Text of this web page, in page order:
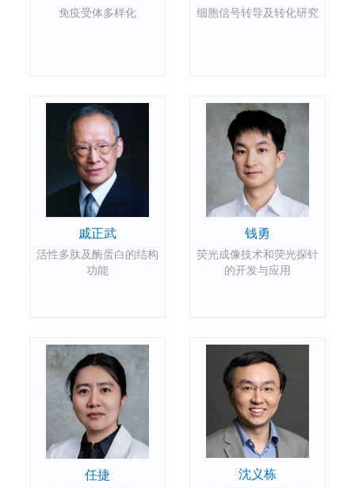
免疫受体多样化 细胞信号转导及转化研究
戚正武
活性多肽及酶蛋白的结构
功能
钱勇
荧光成像技术和荧光探针
的开发与应用
任捷 沈义栋